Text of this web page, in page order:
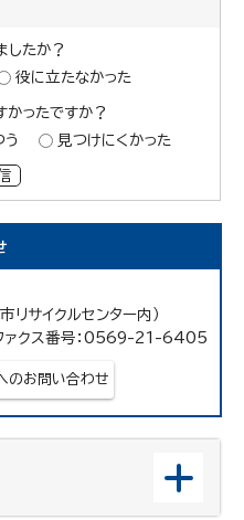
したか？
役に立たなかった
ったですか？
う 見つけにくかった
サイクルセンター内）
クス番号：0569-21-6405
のお問い合わせ